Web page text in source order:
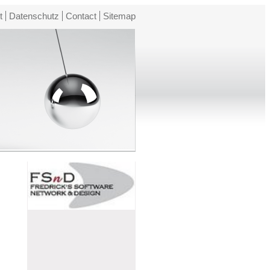
Datenschutz Contact Sitemap